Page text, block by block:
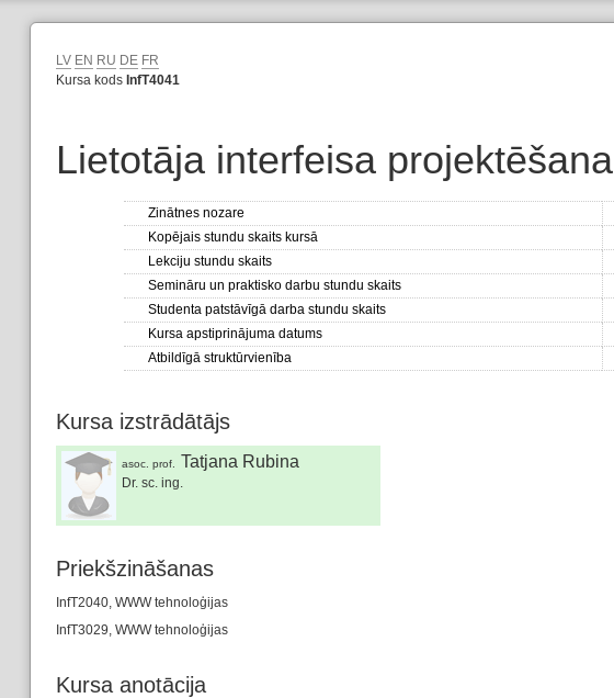
LV EN RU DE FR
Kursa kods InfT4041
Lietotāja interfeisa projektēšana
Zinātnes nozare
Kopējais stundu skaits kursā
Lekciju stundu skaits
Semināru un praktisko darbu stundu skaits
Studenta patstāvīgā darba stundu skaits
Kursa apstiprinājuma datums
Atbildīgā struktūrvienība
Kursa izstrādātājs
asoc. prof. Tatjana Rubina
Dr. sc. ing.
Priekšzināšanas
InfT2040, WWW tehnoloģijas
InfT3029, WWW tehnoloģijas
Kursa anotācija